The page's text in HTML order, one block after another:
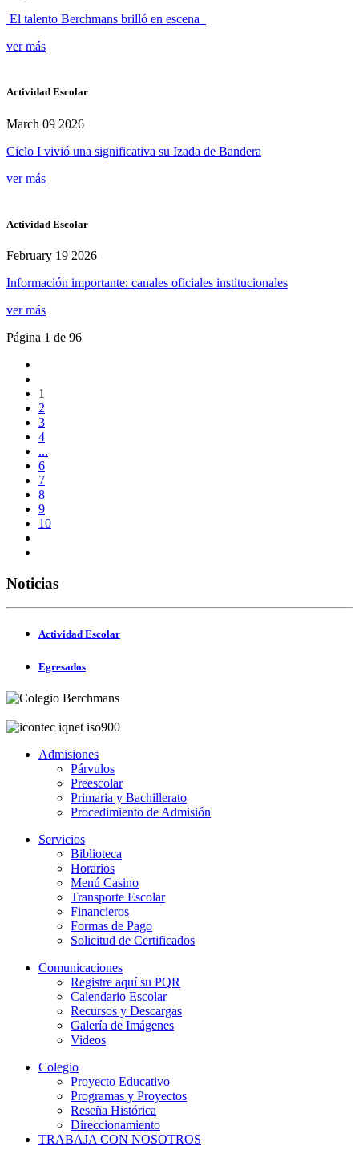
El talento Berchmans brilló en escena
ver más
Actividad Escolar
March 09 2026
Ciclo I vivió una significativa su Izada de Bandera
ver más
Actividad Escolar
February 19 2026
Información importante: canales oficiales institucionales
ver más
Página 1 de 96
1
2
3
4
...
6
7
8
9
10
Noticias
Actividad Escolar
Egresados
Admisiones
Párvulos
Preescolar
Primaria y Bachillerato
Procedimiento de Admisión
Servicios
Biblioteca
Horarios
Menú Casino
Transporte Escolar
Financieros
Formas de Pago
Solicitud de Certificados
Comunicaciones
Registre aquí su PQR
Calendario Escolar
Recursos y Descargas
Galería de Imágenes
Videos
Colegio
Proyecto Educativo
Programas y Proyectos
Reseña Histórica
Direccionamiento
TRABAJA CON NOSOTROS